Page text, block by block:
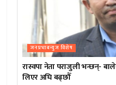
जनप्रभाबन्युज विशेष
रास्वपा नेता पराजुली भन्छन्-
लिएर अघि बढ्छौँ